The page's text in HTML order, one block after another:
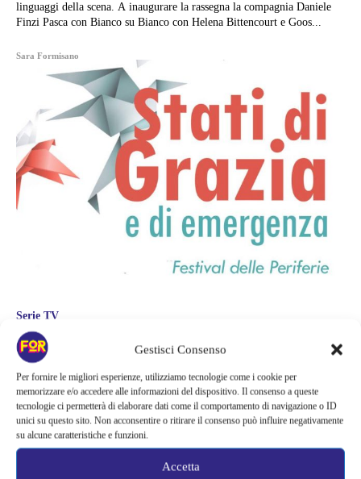
Gestisci Consenso
Per fornire le migliori esperienze, utilizziamo tecnologie come i cookie per
memorizzare e/o accedere alle informazioni del dispositivo. Il consenso a queste
tecnologie ci permetterà di elaborare dati come il comportamento di navigazione o ID
unici su questo sito. Non acconsentire o ritirare il consenso può influire negativamente
su alcune caratteristiche e funzioni.
Accetta
linguaggi della scena. A inaugurare la rassegna la compagnia Daniele
Finzi Pasca con Bianco su Bianco con Helena Bittencourt e Goos...
Sara Formisano
Serie TV
ESTATE A NAPOLI 2019 – “STATI DI
GRAZIA E DI EMERGENZA TEATRI
– COMUNITÀ – TERRITORI”
Dal 16 luglio al 5 settembre a Napoli si svolgerà il Festival delle
Periferie. La città partenopea conferma la sua florida attività e dopo le
la rassegna estiva: "Stati di Grazia e di Emergenza Teatri - Comunità -